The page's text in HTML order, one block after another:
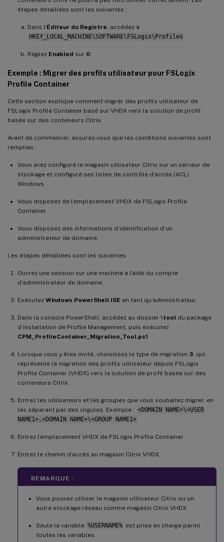
étapes détaillées sont les suivantes :
Dans l’Éditeur du Registre , accédez à
HKEY_LOCAL_MACHINE\SOFTWARE\FSLogix\Profiles
Réglez Enabled sur 0
Exemple : Migrer des profils utilisateur pour FSLogix
Profile Container
Cette section explique comment migrer des profils utilisateur de
FSLogix Profile Container basé sur VHDX vers la solution de profil
basée sur des conteneurs Citrix.
Avant de commencer, assurez-vous que les conditions suivantes sont
remplies :
Vous avez configuré le magasin utilisateur Citrix sur un serveur de
stockage et configuré ses listes de contrôle d’accès (ACL)
Windows.
Vous disposez de l’emplacement VHDX de FSLogix Profile
Container.
Vous disposez des informations d’identification d’un
administrateur de domaine.
Les étapes détaillées sont les suivantes :
Ouvrez une session sur une machine à l’aide du compte
d’administrateur de domaine.
Exécutez Windows PowerShell ISE en tant qu’administrateur.
Dans la console PowerShell, accédez au dossier \tool du package
d’installation de Profile Management, puis exécutez
CPM_ProfileContainer_Migration_Tool.ps1
Lorsque vous y êtes invité, choisissez le type de migration 3 , qui
représente la migration des profils utilisateur depuis FSLogix
Profile Container (VHDX) vers la solution de profil basée sur des
conteneurs Citrix.
Entrez les utilisateurs et les groupes que vous souhaitez migrer, en
les séparant par des virgules. Exemple : <DOMAIN NAME>\<USER
NAME1>,<DOMAIN NAME>\<GROUP NAME1>
Entrez l’emplacement VHDX de FSLogix Profile Container.
Entrez le chemin d’accès au magasin Citrix VHDX.
REMARQUE :
Vous pouvez utiliser le magasin utilisateur Citrix ou un
autre stockage réseau comme magasin Citrix VHDX.
Seule la variable %USERNAME% est prise en charge parmi
toutes les variables.